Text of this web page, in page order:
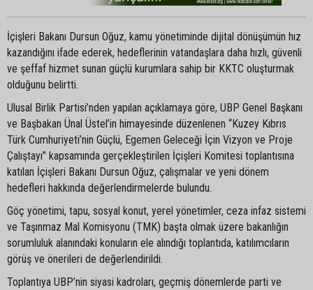
İçişleri Bakanı Dursun Oğuz, kamu yönetiminde dijital dönüşümün hız
kazandığını ifade ederek, hedeflerinin vatandaşlara daha hızlı, güvenli
ve şeffaf hizmet sunan güçlü kurumlara sahip bir KKTC oluşturmak
olduğunu belirtti.
Ulusal Birlik Partisi’nden yapılan açıklamaya göre, UBP Genel Başkanı
ve Başbakan Ünal Üstel’in himayesinde düzenlenen “Kuzey Kıbrıs
Türk Cumhuriyeti’nin Güçlü, Egemen Geleceği İçin Vizyon ve Proje
Çalıştayı” kapsamında gerçekleştirilen İçişleri Komitesi toplantısına
katılan İçişleri Bakanı Dursun Oğuz, çalışmalar ve yeni dönem
hedefleri hakkında değerlendirmelerde bulundu.
Göç yönetimi, tapu, sosyal konut, yerel yönetimler, ceza infaz sistemi
ve Taşınmaz Mal Komisyonu (TMK) başta olmak üzere bakanlığın
sorumluluk alanındaki konuların ele alındığı toplantıda, katılımcıların
görüş ve önerileri de değerlendirildi.
Toplantıya UBP’nin siyasi kadroları, geçmiş dönemlerde parti ve